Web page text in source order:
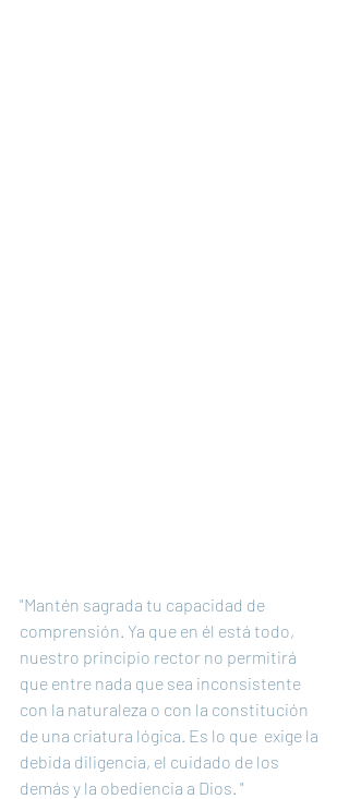
"Mantén sagrada tu capacidad de
comprensión. Ya que en él está todo,
nuestro principio rector no permitirá
que entre nada que sea inconsistente
con la naturaleza o con la constitución
de una criatura lógica. Es lo que  exige la
debida diligencia, el cuidado de los
demás y la obediencia a Dios. "